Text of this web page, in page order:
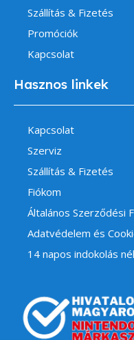
Szállítás & Fizetés
Promóciók
Kapcsolat
Hasznos linkek
Kapcsolat
Szerviz
Szállítás & Fizetés
Fiókom
Általános Szerződési
Adatvédelem és
14 napos indokolás